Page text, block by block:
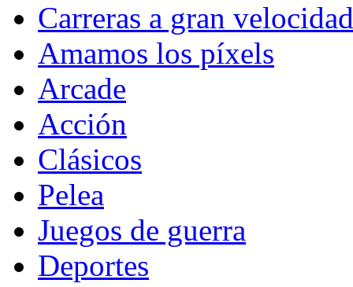
Carreras a gran velocidad
Amamos los píxels
Arcade
Acción
Clásicos
Pelea
Juegos de guerra
Deportes